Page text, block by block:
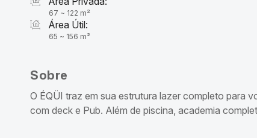
67 ~ 122 m²
Área Útil:
65 ~ 156 m²
Sobre
O ÉQÜI traz em sua estrutura lazer completo para
com deck e Pub. Além de piscina, academia